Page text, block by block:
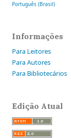
Português (Brasil)
Informações
Para Leitores
Para Autores
Para Bibliotecários
Edição Atual